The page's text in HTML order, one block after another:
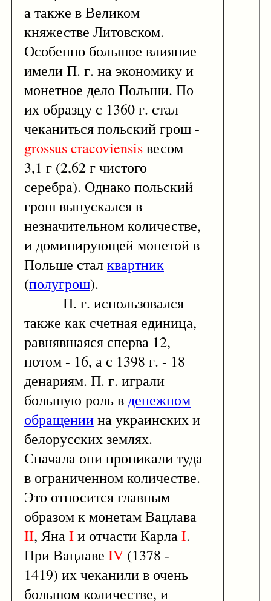
а также в Великом
княжестве Литовском.
Особенно большое влияние
имели П. г. на экономику и
монетное дело Польши. По
их образцу с 1360 г. стал
чеканиться польский грош -
grossuscracoviensisвесом
3,1 г (2,62 г чистого
серебра). Однако польский
грош выпускался в
незначительном количестве,
и доминирующей монетой в
Польше сталквартник
(полугрош).
П. г. использовался
также как счетная единица,
равнявшаяся сперва 12,
потом - 16, а с 1398 г. - 18
денариям. П. г. играли
большую роль вденежном
обращениина украинских и
белорусских землях.
Сначала они проникали туда
в ограниченном количестве.
Это относится главным
образом к монетам Вацлава
II, ЯнаIи отчасти КарлаI.
При Вацлаве IV (1378 -
1419) их чеканили в очень
большом количестве, и